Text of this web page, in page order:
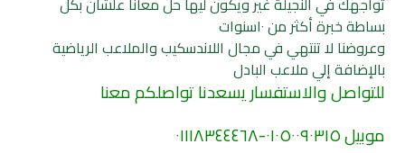
بساطة خبرة أكثر من ١٠سنوات
وعروضنا لا تنتهي في مجال اللاندسكيب والملاعب الرياضية
بالإضافة إلي ملاعب البادل
للتواصل والاستفسار يسعدنا تواصلكم معنا
موبيل ٠١٠٥٠٠٩٠٣١٥-٠١١١٨٣٤٤٤٦٨